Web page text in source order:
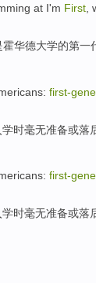
at I'm First
霍华德大学的第一
: first-
学时毫无准备或落
: first-
学时毫无准备或落